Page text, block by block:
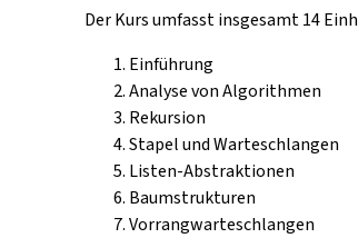
Der Kurs umfasst insgesamt 14
Einführung
Analyse von Algorithmen
Rekursion
Stapel und Warteschlangen
Listen-Abstraktionen
Baumstrukturen
Vorrangwarteschlangen